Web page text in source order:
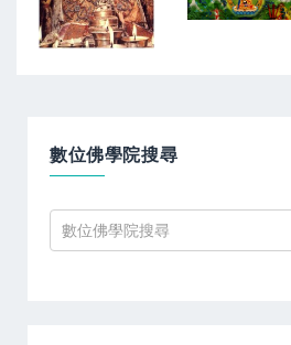
數位佛學院搜尋